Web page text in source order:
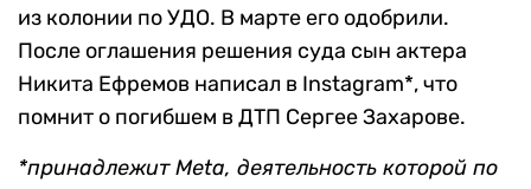
из колонии по УДО. В марте его одобрили.
После оглашения решения суда сын актера
Никита Ефремов написал в Instagram*, что
помнит о погибшем в ДТП Сергее Захарове.
*принадлежит Meta, деятельность которой по